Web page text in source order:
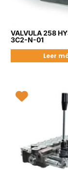
VALVULA 258
3C2-N-01
Leer